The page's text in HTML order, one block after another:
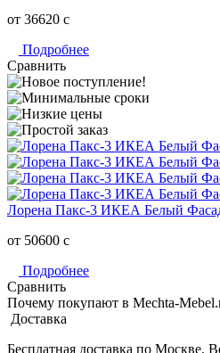
от 36620 c
Подробнее
Сравнить
Лорена Пакс-3 ИКЕА Белый
от 50600 c
Подробнее
Сравнить
Почему покупают в Mechta-
Доставка
Бесплатная доставка по Москве.